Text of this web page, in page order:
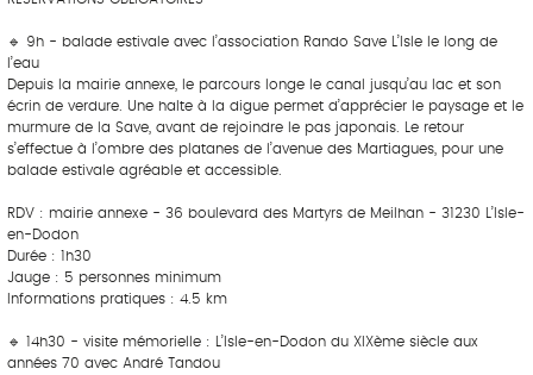
🔹 9h - balade estivale avec l’association Rando Save L’Isle le long de
l’eau
Depuis la mairie annexe, le parcours longe le canal jusqu’au lac et son
écrin de verdure. Une halte à la digue permet d’apprécier le paysage et le
murmure de la Save, avant de rejoindre le pas japonais. Le retour
s’effectue à l’ombre des platanes de l’avenue des Martiagues, pour une
balade estivale agréable et accessible.
RDV : mairie annexe - 36 boulevard des Martyrs de Meilhan - 31230 L’Isle-
en-Dodon
Durée : 1h30
Jauge : 5 personnes minimum
Informations pratiques : 4.5 km
🔹 14h30 - visite mémorielle : L’Isle-en-Dodon du XIXème siècle aux
années 70 avec André Tandou